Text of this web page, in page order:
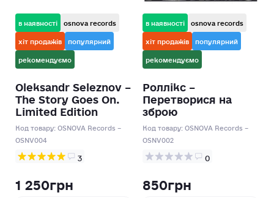
в наявності osnova records
хіт продажів популярний
рекомендуємо
Oleksandr Seleznov –
The Story Goes On.
Limited Edition
Код товару:OSNOVA Records –
OSNV004
3
1 250грн
в наявності osnova records
хіт продажів популярний
рекомендуємо
Роллікс –
Перетворися на
зброю
Код товару:OSNOVA Records –
OSNV002
0
850грн